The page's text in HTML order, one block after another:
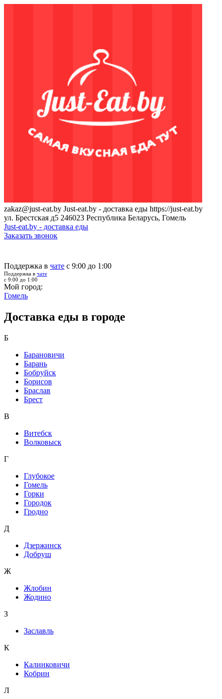
zakaz@just-eat.by Just-eat.by - доставка еды https://just-eat.by
ул. Брестская д5 246023 Республика Беларусь, Гомель
Just-eat.by - доставка еды
Заказать звонок
Поддержка в чате с 9:00 до 1:00
Поддержка в чате
с 9:00 до 1:00
Мой город:
Гомель
Доставка еды в городе
Б
Барановичи
Барань
Бобруйск
Борисов
Браслав
Брест
В
Витебск
Волковыск
Г
Глубокое
Гомель
Горки
Городок
Гродно
Д
Дзержинск
Добруш
Ж
Жлобин
Жодино
З
Заславль
К
Калинковичи
Кобрин
Л